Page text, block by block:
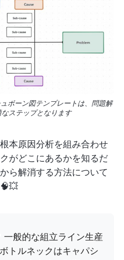
ボーン図テンプレートは、問題解
ステップとなります
本原因分析を組み合わせ
がどこにあるかを知るだ
ら解消する方法について
一般的な組立ライン生産
トルネックはキャパシ